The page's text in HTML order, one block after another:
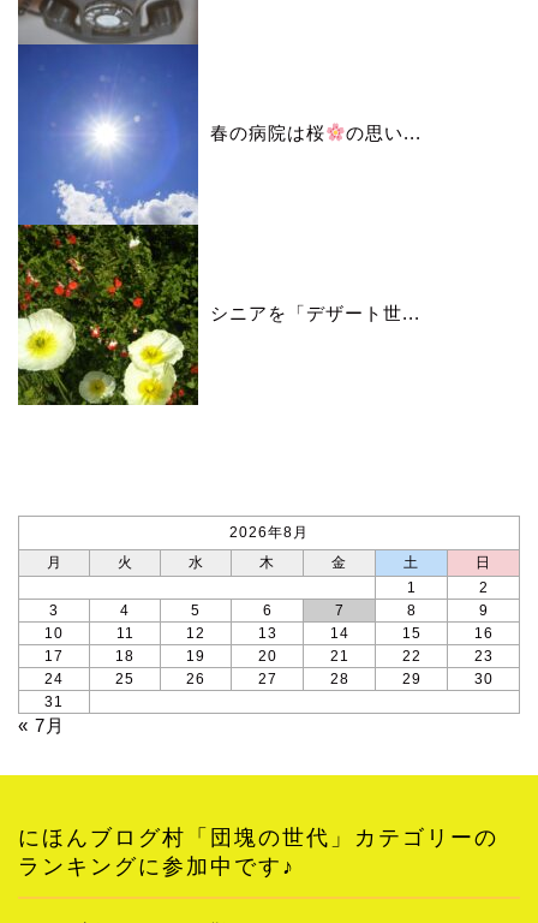
春の病院は桜 の思い...
シニアを「デザート世...
2026年8月
月
火 水 木 金 土
日
1
2
3
4 5 6 7 8
9
10
11 12 13 14 15
16
17
18 19 20 21 22
23
24
25 26 27 28 29
30
31
« 7月
にほんブログ村「団塊の世代」カテゴリーの
ランキングに参加中です♪